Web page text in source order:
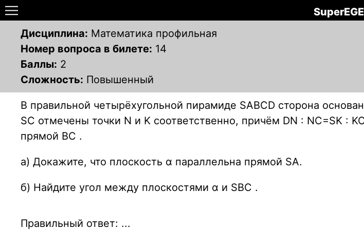
Дисциплина: Математика профильная
Номер вопроса в билете: 14
Баллы: 2
Сложность: Повышенный
В правильной четырёхугольной пирамиде SABCD сторона
SC отмечены точки N и K соответственно, причём DN : NC=SK :
прямой BC .
а) Докажите, что плоскость α параллельна прямой SA.
б) Найдите угол между плоскостями α и SBC .
Правильный ответ: ...